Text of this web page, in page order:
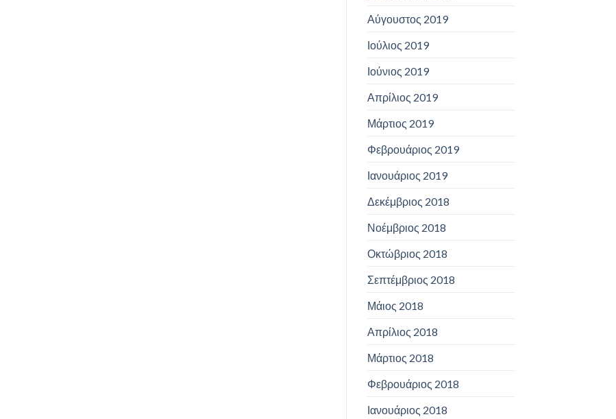
Αύγουστος 2019
Ιούλιος 2019
Ιούνιος 2019
Απρίλιος 2019
Μάρτιος 2019
Φεβρουάριος 2019
Ιανουάριος 2019
Δεκέμβριος 2018
Νοέμβριος 2018
Οκτώβριος 2018
Σεπτέμβριος 2018
Μάιος 2018
Απρίλιος 2018
Μάρτιος 2018
Φεβρουάριος 2018
Ιανουάριος 2018